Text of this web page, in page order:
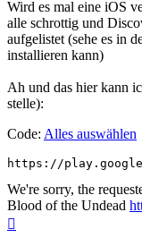
Wird es mal eine iOS
alle schrottig und
aufgelistet (sehe es in
installieren kann)
Ah und das hier kann
stelle):
Code: Alles auswählen
https://
We're sorry, the
Blood of the Undead